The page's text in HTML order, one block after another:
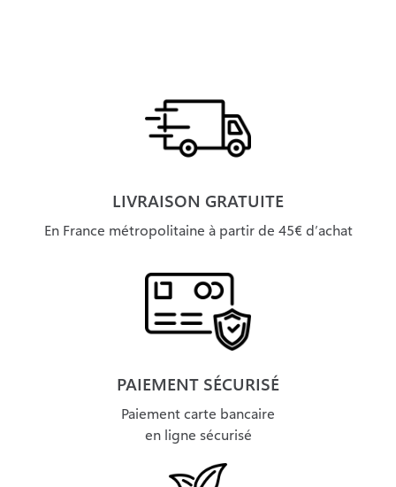
LIVRAISON GRATUITE
En France métropolitaine à partir de 45€ d’achat
PAIEMENT SÉCURISÉ
Paiement carte bancaire
en ligne sécurisé